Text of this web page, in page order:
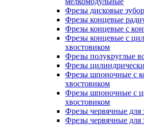
Фрезы дисковые
Фрезы концевые
Фрезы концевые с
Фрезы концевые с
хвостовиком
Фрезы полукруглые
Фрезы
Фрезы шпоночные с
хвостовиком
Фрезы шпоночные с
хвостовиком
Фрезы червячные для
Фрезы червячные для